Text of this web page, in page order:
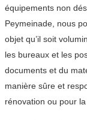
équipements non
Peymeinade, nous
objet qu’il soit
les bureaux et les
documents et du
manière sûre et
rénovation ou pour